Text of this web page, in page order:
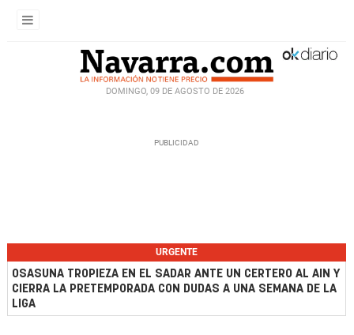
DOMINGO, 09 DE AGOSTO DE 2026
URGENTE
OSASUNA TROPIEZA EN EL SADAR ANTE UN CERTERO AL AIN Y
CIERRA LA PRETEMPORADA CON DUDAS A UNA SEMANA DE LA
LIGA